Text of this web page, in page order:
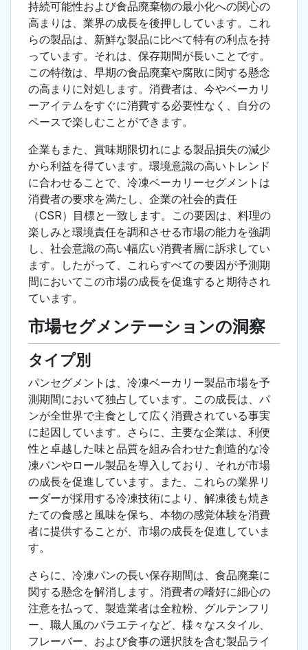
持続可能性および食品廃棄物の最小化への関心の
高まりは、業界の成長を後押ししています。これ
らの製品は、新鮮な製品に比べて特有の利点を持
っています。それは、保存期間が長いことです。
この特徴は、早期の食品廃棄や腐敗に関する懸念
の高まりに対処します。消費者は、今やベーカリ
ーアイテムをすぐに消費する必要性なく、自分の
ペースで楽しむことができます。
企業もまた、賞味期限切れによる製品損失の減少
から利益を得ています。環境意識の高いトレンド
に合わせることで、冷凍ベーカリーセグメントは
消費者の要求を満たし、企業の社会的責任
（CSR）目標と一致します。この要因は、料理の
楽しみと環境責任を調和させる市場の能力を強調
し、社会意識の高い幅広い消費者層に訴求してい
ます。したがって、これらすべての要因が予測期
間においてこの市場の成長を促進すると期待され
ています。
市場セグメンテーションの洞察
タイプ別
パンセグメントは、冷凍ベーカリー製品市場を予
測期間において独占しています。この成長は、パ
ンが全世界で主食として広く消費されている事実
に起因しています。さらに、主要な企業は、利便
性と卓越した味と品質を組み合わせた創造的な冷
凍パンやロール製品を導入しており、それが市場
の成長を促進しています。また、これらの業界リ
ーダーが採用する冷凍技術により、解凍後も焼き
たての食感と風味を保ち、本物の感覚体験を消費
者に提供することが、市場の成長を促進していま
す。
さらに、冷凍パンの長い保存期間は、食品廃棄に
関する懸念を解消します。消費者の嗜好に細心の
注意を払って、製造業者は全粒粉、グルテンフリ
ー、職人風のバラエティなど、様々なスタイル、
フレーバー、および食事の選択肢を含む製品ライ